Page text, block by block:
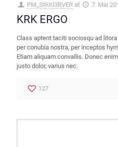
PM_StKKl3RVER at 7. Mai
KRK ERGO
Class aptent taciti sociosqu ad
per conubia nostra, per inceptos
Etiam aliquam convallis. Donec
justo dolor, varius nec.
127